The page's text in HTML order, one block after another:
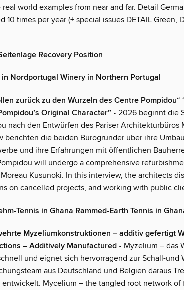
world examples from near and far. Detail
10 times per year (+ special issues DETAIL Green,
Recovery Position
in Nordportugal Winery in Northern Portugal
zurück zu den Wurzeln des Centre Pompidou“
Original Character” • 2026 beginnt die
nach den Entwürfen des Pariser Architekturbüros
berichten die beiden Bürogründer über ihre
und ihre Erfahrungen mit öffentlichen
will undergo a comprehensive
Kusunoki. In this interview, the architects
on cancelled projects, and working with public
Tennis in Ghana Rammed-Earth Tennis in
Myzeliumkonstruktionen – additiv gefertigt
– Additively Manufactured • Myzelium – das
und eignet sich hervorragend zur Schall-und
aus Deutschland und Belgien daraus
entwickelt. Mycelium – the tangled root network